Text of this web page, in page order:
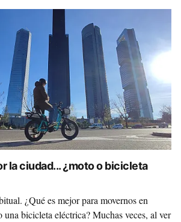
la ciudad... ¿moto o bicicleta
¿Qué es mejor para movernos en
bicicleta eléctrica? Muchas veces, al ver